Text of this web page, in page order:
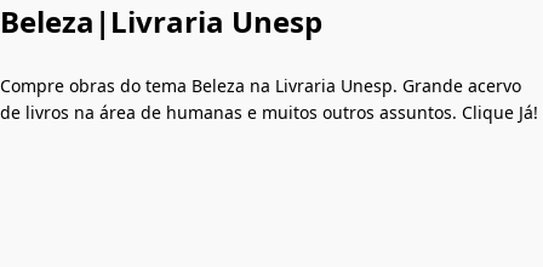
Beleza|Livraria Unesp
Compre obras do tema Beleza na Livraria Unesp. Grande acervo
de livros na área de humanas e muitos outros assuntos. Clique Já!